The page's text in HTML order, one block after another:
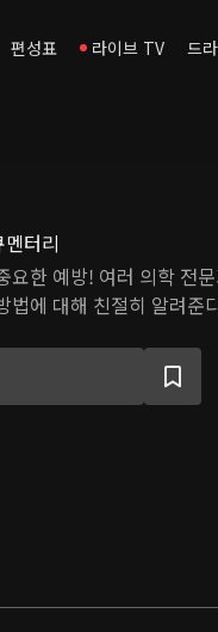
편성표 라이브 TV 드
터리
요한 예방! 여러 의학 전
법에 대해 친절히 알려준